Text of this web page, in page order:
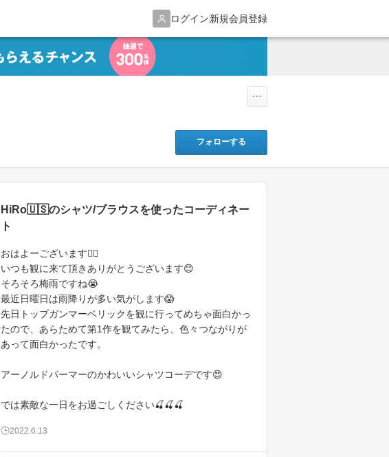
ログイン新規会員登録
フォローする
HiRo🇺🇸のシャツ/ブラウスを使ったコーディネー
ト
おはよーございます🙋‍♂️
いつも観に来て頂きありがとうございます😊
そろそろ梅雨ですね😭
最近日曜日は雨降りが多い気がします😱
先日トップガンマーベリックを観に行ってめちゃ面白かっ
たので、あらためて第1作を観てみたら、色々つながりが
あって面白かったです。
アーノルドパーマーのかわいいシャツコーデです😍
では素敵な一日をお過ごしください🍒🍒🍒
2022.6.13